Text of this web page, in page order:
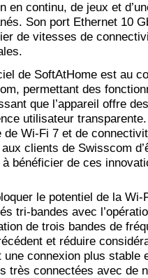
en continu, de jeux et
Son port Ethernet 10
de vitesses de
de SoftAtHome est au
permettant des
que l’appareil offre
utilisateur
de Wi-Fi 7 et de
clients de Swisscom
à bénéficier de ces
le potentiel de la
tri-bandes avec
de trois bandes de
et réduire
une connexion plus stable
très connectées avec de